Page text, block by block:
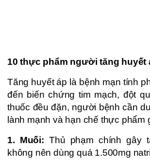
10 thực phẩm người tăng huyết
Tăng huyết áp là bệnh mạn tính
đến biến chứng tim mạch, đột
thuốc đều đặn, người bệnh cần
lành mạnh và hạn chế thực phẩm
1. Muối: Thủ phạm chính gây
không nên dùng quá 1.500mg